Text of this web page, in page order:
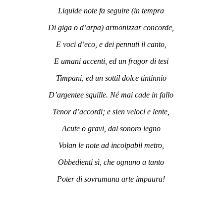
Liquide note fa seguire (in tempra
Di giga o d’arpa) armonizzar concorde,
E voci d’eco, e dei pennuti il canto,
E umani accenti, ed un fragor di tesi
Timpani, ed un sottil dolce tintinnio
D’argentee squille. Né mai cade in fallo
Tenor d’accordi; e sien veloci e lente,
Acute o gravi, dal sonoro legno
Volan le note ad incolpabil metro,
Obbedienti sì, che ognuno a tanto
Poter di sovrumana arte impaura!